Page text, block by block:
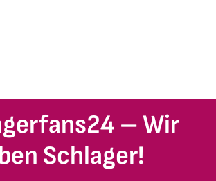
– Wir
Schlager!